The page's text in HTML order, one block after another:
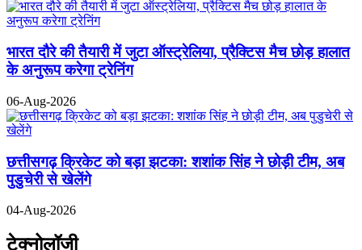
भारत दौरे की तैयारी में जुटा ऑस्ट्रेलिया, प्रैक्टिस मैच छोड़ हालात
के अनुरूप करेगा ट्रेनिंग
06-Aug-2026
छत्तीसगढ़ क्रिकेट को बड़ा झटका: शशांक सिंह ने छोड़ी टीम, अब
पुडुचेरी से खेलेंगे
04-Aug-2026
टेक्नोलॉजी